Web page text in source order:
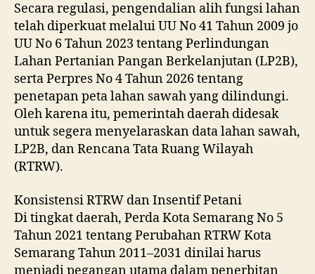
Secara regulasi, pengendalian alih fungsi lahan
telah diperkuat melalui UU No 41 Tahun 2009 jo
UU No 6 Tahun 2023 tentang Perlindungan
Lahan Pertanian Pangan Berkelanjutan (LP2B),
serta Perpres No 4 Tahun 2026 tentang
penetapan peta lahan sawah yang dilindungi.
Oleh karena itu, pemerintah daerah didesak
untuk segera menyelaraskan data lahan sawah,
LP2B, dan Rencana Tata Ruang Wilayah
(RTRW).
Konsistensi RTRW dan Insentif Petani
Di tingkat daerah, Perda Kota Semarang No 5
Tahun 2021 tentang Perubahan RTRW Kota
Semarang Tahun 2011–2031 dinilai harus
menjadi pegangan utama dalam penerbitan